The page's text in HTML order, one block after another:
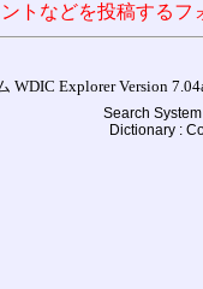
トなどを投稿する
WDIC Explorer Version
Search
Dictionary :